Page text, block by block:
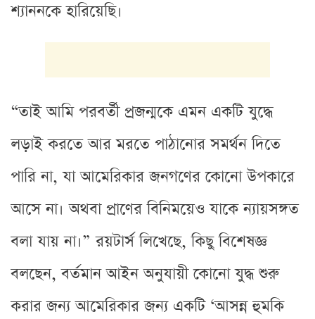
শ্যাননকে হারিয়েছি।
“তাই আমি পরবর্তী প্রজন্মকে এমন একটি যুদ্ধে
লড়াই করতে আর মরতে পাঠানোর সমর্থন দিতে
পারি না, যা আমেরিকার জনগণের কোনো উপকারে
আসে না। অথবা প্রাণের বিনিময়েও যাকে ন্যায়সঙ্গত
বলা যায় না।” রয়টার্স লিখেছে, কিছু বিশেষজ্ঞ
বলছেন, বর্তমান আইন অনুযায়ী কোনো যুদ্ধ শুরু
করার জন্য আমেরিকার জন্য একটি ‘আসন্ন হুমকি